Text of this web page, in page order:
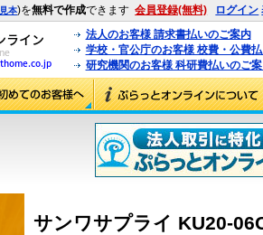
見本)を無料で作成できます 会員登録(無料) ログイン
法人のお客様 請求書払いのご案内
学校・官公庁のお客様 校費・公費
研究機関のお客様 科研費払いのご
サンワサプライ KU20-